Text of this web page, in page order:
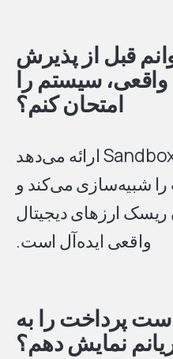
قبل از پذیرش
سیستم را
امتحان کنم؟
بله. OxaPay یک حالت Sandbox ارائه می‌دهد
شبیه‌سازی می‌کند و
ارزهای دیجیتال
واقعی ایده‌آل است.
پرداخت را به
نمایش دهم؟